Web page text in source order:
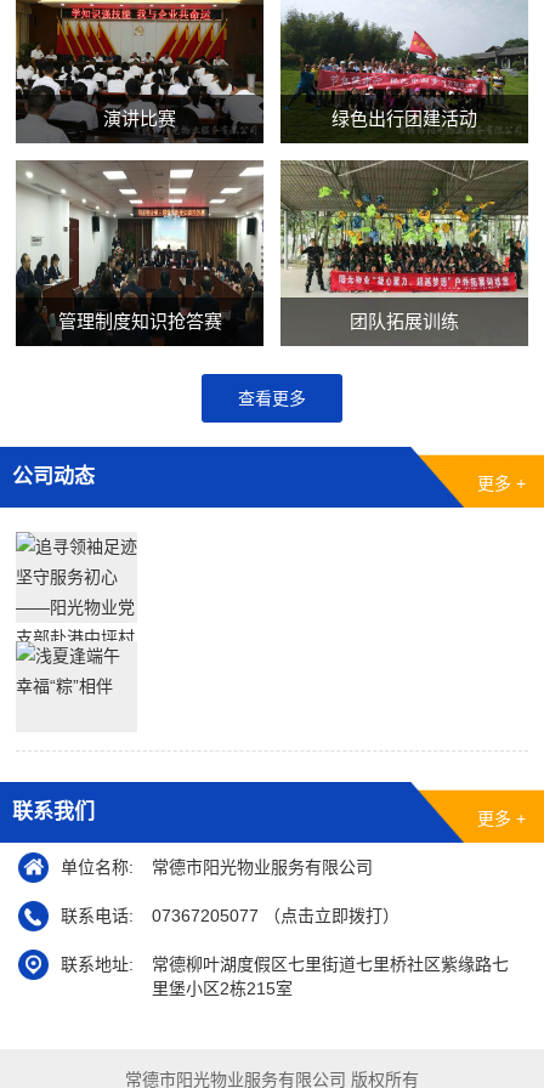
演讲比赛 绿色出行团建活动
管理制度知识抢答赛 团队拓展训练
查看更多
公司动态 更多 +
联系我们 更多 +
单位名称: 常德市阳光物业服务有限公司
联系电话: 07367205077 （点击立即拨打）
联系地址:
常德柳叶湖度假区七里街道七里桥社区紫缘路七
里堡小区2栋215室
常德市阳光物业服务有限公司 版权所有